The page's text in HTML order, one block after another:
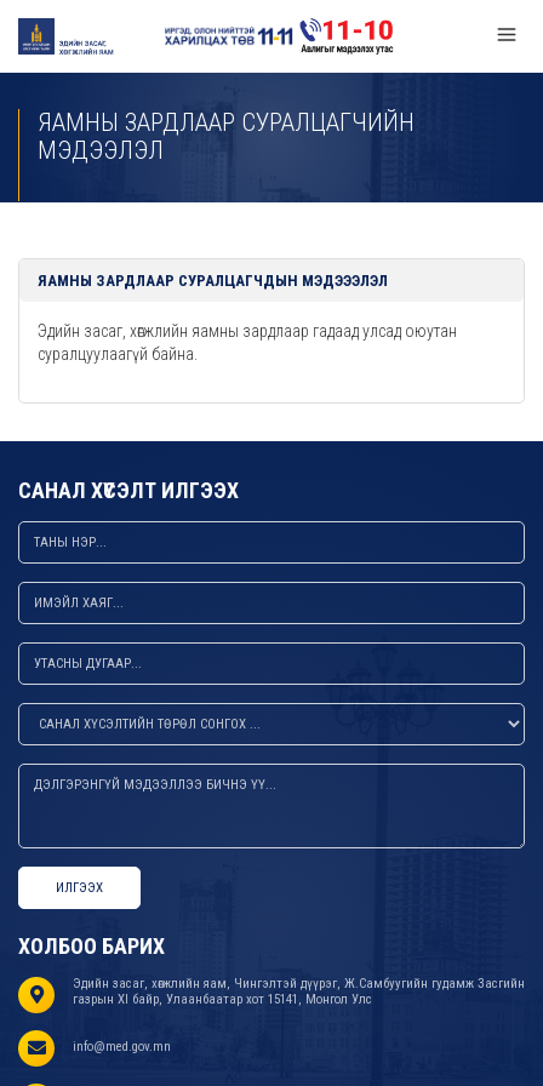
ЯАМНЫ ЗАРДЛААР СУРАЛЦАГЧИЙН
МЭДЭЭЛЭЛ
ЯАМНЫ ЗАРДЛААР СУРАЛЦАГЧДЫН МЭДЭЭЭЛЭЛ
Эдийн засаг, хөгжлийн яамны зардлаар гадаад улсад оюутан
суралцуулаагүй байна.
САНАЛ ХҮСЭЛТ ИЛГЭЭХ
ИЛГЭЭХ
ХОЛБОО БАРИХ
Эдийн засаг, хөгжлийн яам, Чингэлтэй дүүрэг, Ж.Самбуугийн гудамж Засгийн
газрын XI байр, Улаанбаатар хот 15141, Монгол Улс
info@med.gov.mn